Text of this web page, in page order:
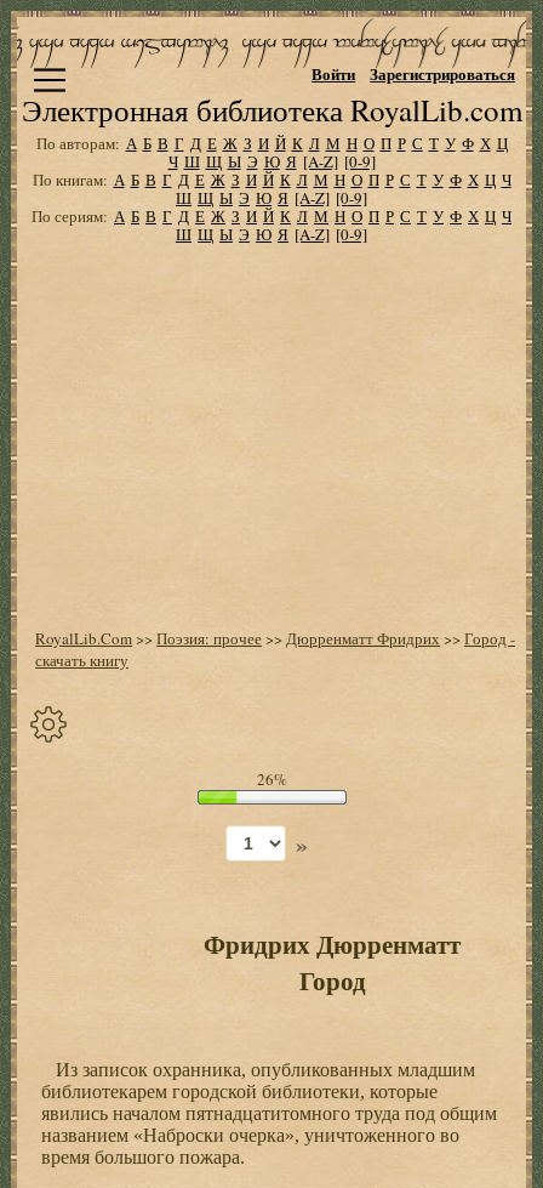
Электронная библиотека RoyalLib.com
Войти Зарегистрироваться
По авторам: А Б В Г Д Е Ж З И Й К Л М Н О П Р С Т У Ф Х Ц
Ч Ш Щ Ы Э Ю Я [A-Z] [0-9]
По книгам: А Б В Г Д Е Ж З И Й К Л М Н О П Р С Т У Ф Х Ц Ч
Ш Щ Ы Э Ю Я [A-Z] [0-9]
По сериям: А Б В Г Д Е Ж З И Й К Л М Н О П Р С Т У Ф Х Ц Ч
Ш Щ Ы Э Ю Я [A-Z] [0-9]
RoyalLib.Com>>Поэзия: прочее>>Дюрренматт Фридрих>>Город -
скачать книгу
26%
»
Фридрих Дюрренматт
Город
Из записок охранника, опубликованных младшим
библиотекарем городской библиотеки, которые
явились началом пятнадцатитомного труда под общим
названием «Наброски очерка», уничтоженного во
время большого пожара.